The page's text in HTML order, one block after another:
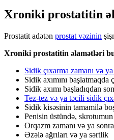
Xroniki prostatitin
Prostatit adətən prostat vəzinin
Xroniki prostatitin əlamətləri
Sidik çıxarma zamanı və
Sidik axımını başlatmaqda
Sidik axımı başladıqdan
Tez-tez və ya təcili sidik
Sidik kisəsinin tamamilə
Penisin üstündə,
Orqazm zamanı və ya
Əzələ ağrıları və ya sərtlik